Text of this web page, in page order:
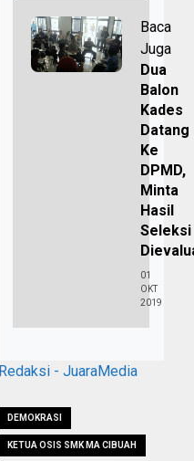
Baca
Juga
Dua
Balon
Kades
Datang
Ke
DPMD,
Minta
Hasil
Seleksi
01
OKT
2019
Redaksi - JuaraMedia
DEMOKRASI
KETUA OSIS SMK MA CIBUAH